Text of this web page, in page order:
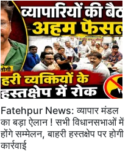
Fatehpur News: व्यापार मंडल
का बड़ा ऐलान ! सभी विधानसभाओं में
होंगे सम्मेलन, बाहरी हस्तक्षेप पर होगी
कार्रवाई